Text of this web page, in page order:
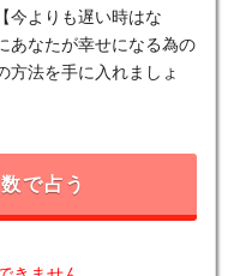
今よりも遅い時はな
あなたが幸せになる為の
方法を手に入れましょ
で占う